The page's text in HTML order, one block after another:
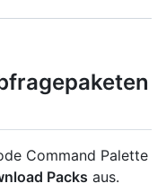
Command Palette
Packs aus.